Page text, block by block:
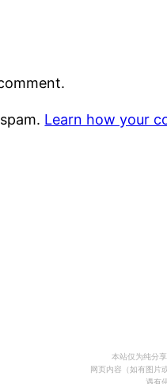
Learn how your
本站仅为纯分
网页内容（如有图片
遇有